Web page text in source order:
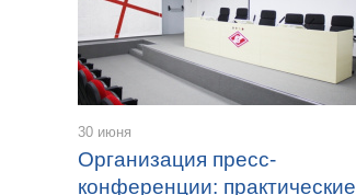
30 июня
Организация пресс-
конференции: практические